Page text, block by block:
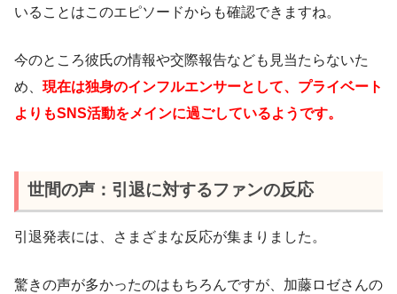
いることはこのエピソードからも確認できますね。
今のところ彼氏の情報や交際報告なども見当たらないた
め、 現在は独身のインフルエンサーとして、プライベート
よりもSNS活動をメインに過ごしているようです。
世間の声：引退に対するファンの反応
引退発表には、さまざまな反応が集まりました。
驚きの声が多かったのはもちろんですが、加藤ロゼさんの